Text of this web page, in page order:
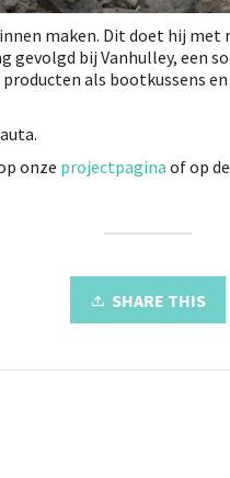
maken. Dit doet hij
gevolgd bij Vanhulley, een
als bootkussens en
onze projectpagina of op
SHARE THIS